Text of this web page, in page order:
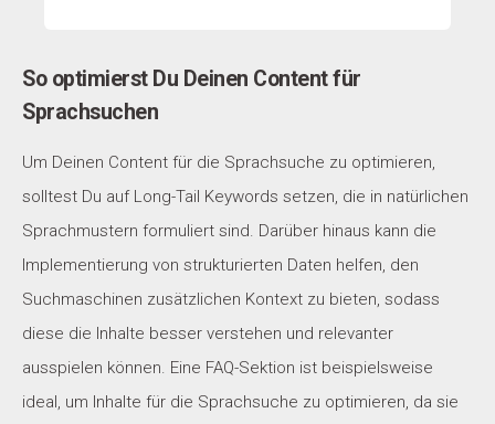
So optimierst Du Deinen Content für
Sprachsuchen
Um Deinen Content für die Sprachsuche zu optimieren,
solltest Du auf Long-Tail Keywords setzen, die in natürlichen
Sprachmustern formuliert sind. Darüber hinaus kann die
Implementierung von strukturierten Daten helfen, den
Suchmaschinen zusätzlichen Kontext zu bieten, sodass
diese die Inhalte besser verstehen und relevanter
ausspielen können. Eine FAQ-Sektion ist beispielsweise
ideal, um Inhalte für die Sprachsuche zu optimieren, da sie